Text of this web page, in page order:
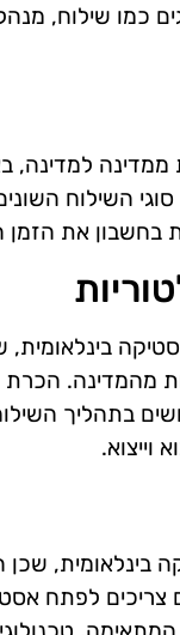
כמו שילוח,
ממדינה למדינה,
סוגי השילוח
את הזמן
בינלאומית,
מהמדינה.
בתהליך
וייצוא.
בינלאומית,
צריכים לפתח